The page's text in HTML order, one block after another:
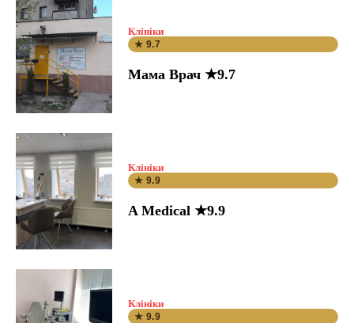
Клініки
★ 9.7
Мама Врач ★9.7
Клініки
★ 9.9
A Medical ★9.9
Клініки
★ 9.9